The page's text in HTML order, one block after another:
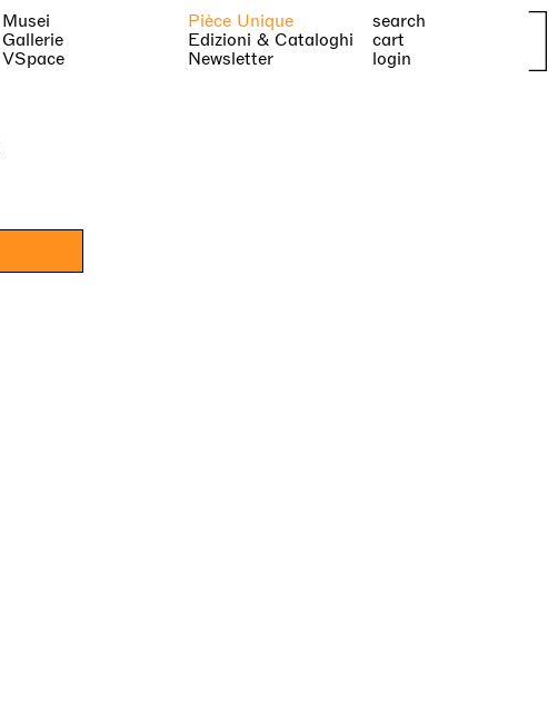
Musei
Gallerie
VSpace
Pièce Unique
Edizioni & Cataloghi
Newsletter
search
cart
login